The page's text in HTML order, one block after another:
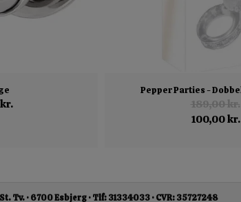
Pepper Parties -
189,00 kr.
100,00 kr.
Tv. 6700 Esbjerg Tlf: 31334033 CVR: 35727248